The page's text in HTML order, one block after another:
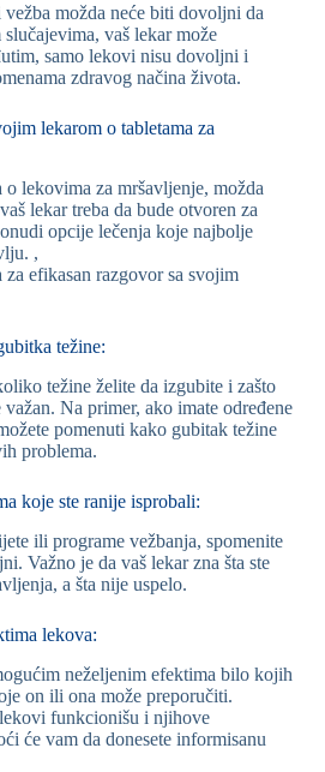
možda neće biti dovoljni da
vaš lekar može
samo lekovi nisu dovoljni i
zdravog načina života.
lekarom o tabletama za
lekovima za mršavljenje, možda
lekar treba da bude otvoren za
opcije lečenja koje najbolje
,
efikasan razgovor sa svojim
težine:
težine želite da izgubite i zašto
Na primer, ako imate određene
pomenuti kako gubitak težine
problema.
koje ste ranije isprobali:
ili programe vežbanja, spomenite
Važno je da vaš lekar zna šta ste
a šta nije uspelo.
lekova:
neželjenim efektima bilo kojih
on ili ona može preporučiti.
funkcionišu i njihove
će vam da donesete informisanu